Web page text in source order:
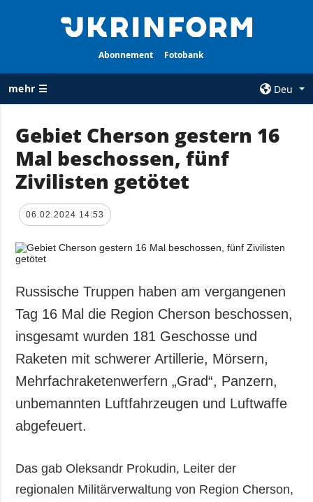
Abonnement Fotobank
mehr ☰
Deu
ALLE
RUBRIKEN
Krieg
Wiederaufbau
Politik
Militär
Gesellschaft und
Kultur
Sport
Kriminalität
Notstand und
Notfälle
AGENTUR
Politik zur
personenbezogener
Daten
Veröffentlichungen
Interview
Abonnement
Fotobank
Gebiet Cherson gestern 16
Mal beschossen, fünf
Zivilisten getötet
06.02.2024 14:53
Russische Truppen haben am vergangenen
Tag 16 Mal die Region Cherson beschossen,
insgesamt wurden 181 Geschosse und
Raketen mit schwerer Artillerie, Mörsern,
Mehrfachraketenwerfern „Grad“, Panzern,
unbemannten Luftfahrzeugen und Luftwaffe
abgefeuert.
Das gab Oleksandr Prokudin, Leiter der
regionalen Militärverwaltung von Region Cherson,